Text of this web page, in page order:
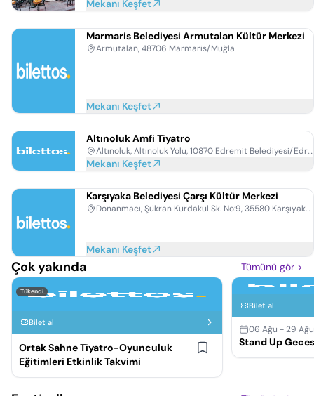
Mekanı Keşfet
Marmaris Belediyesi Armutalan Kültür Merkezi
Armutalan, 48706 Marmaris/Muğla
Mekanı Keşfet
Altınoluk Amfi Tiyatro
Altınoluk, Altınoluk Yolu, 10870 Edremit Belediyesi/Edremit/Balıkesir
Mekanı Keşfet
Karşıyaka Belediyesi Çarşı Kültür Merkezi
Donanmacı, Şükran Kurdakul Sk. No:9, 35580 Karşıyaka/İzmir
Mekanı Keşfet
Çok yakında Tümünü gör >
Tükendi
Bilet al
Ortak Sahne Tiyatro-Oyunculuk
Eğitimleri Etkinlik Takvimi
Bilet al
06 Ağu - 29
Stand Up